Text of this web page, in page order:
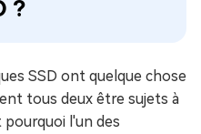
?
SSD ont quelque chose
tous deux être sujets à
pourquoi l'un des